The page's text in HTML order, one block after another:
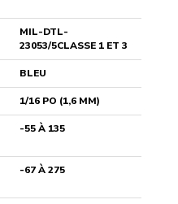
MIL-DTL-
23053/5CLASSE 1 ET 3
BLEU
1/16 PO (1,6 MM)
-55 À 135
-67 À 275